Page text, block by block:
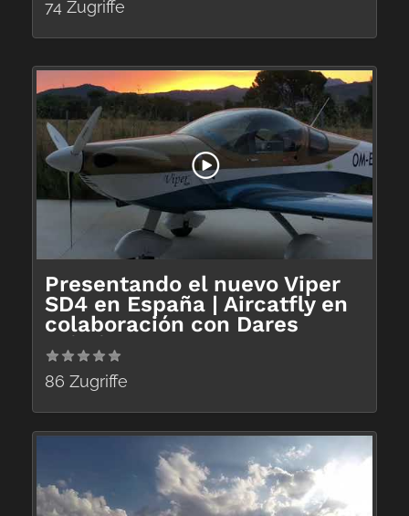
74 Zugriffe
Presentando el nuevo Viper
SD4 en España | Aircatfly en
colaboración con Dares
Aviation
86 Zugriffe